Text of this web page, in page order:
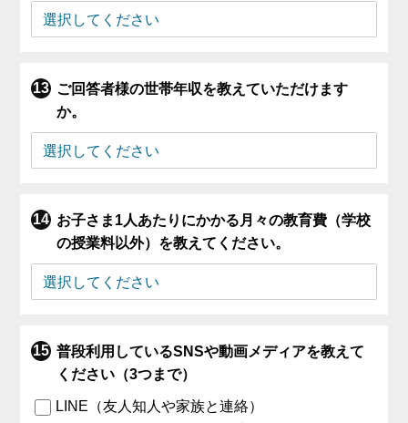
ご回答者様の世帯年収を教えていただけます
か。
お子さま1人あたりにかかる月々の教育費（学校
の授業料以外）を教えてください。
普段利用しているSNSや動画メディアを教えて
ください（3つまで）
LINE（友人知人や家族と連絡）